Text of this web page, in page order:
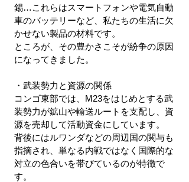
錫…これらはスマートフォンや電気自動
車のバッテリーなど、私たちの生活に欠
かせない製品の材料です。
ところが、その豊かさこそが紛争の原因
になってきました。
・武装勢力と資源の関係
コンゴ東部では、M23をはじめとする武
装勢力が鉱山や輸送ルートを支配し、資
源を売却して活動資金にしています。
背後にはルワンダなどの周辺国の関与も
指摘され、単なる内戦ではなく国際的な
対立の色合いを帯びているのが特徴で
す。